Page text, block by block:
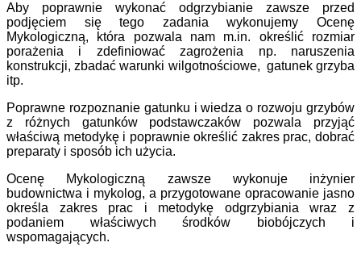
Aby poprawnie wykonać odgrzybianie zawsze przed
podjęciem się tego zadania wykonujemy Ocenę
Mykologiczną, która pozwala nam m.in. określić rozmiar
porażenia i zdefiniować zagrożenia np. naruszenia
konstrukcji, zbadać warunki wilgotnościowe, gatunek grzyba
itp.
Poprawne rozpoznanie gatunku i wiedza o rozwoju grzybów
z różnych gatunków podstawczaków pozwala przyjąć
właściwą metodykę i poprawnie określić zakres prac, dobrać
preparaty i sposób ich użycia.
Ocenę Mykologiczną zawsze wykonuje inżynier
budownictwa i mykolog, a przygotowane opracowanie jasno
określa zakres prac i metodykę odgrzybiania wraz z
podaniem właściwych środków biobójczych i
wspomagających.